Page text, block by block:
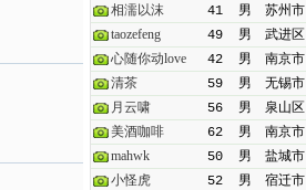
相濡以沫
41 男
苏州市
taozefeng
49 男
武进区
心随你动love
42 男
南京市
清茶
59 男
无锡市
月云啸
56 男
泉山区
美酒咖啡
62 男
南京市
mahwk
50 男
盐城市
小怪虎
52 男
宿迁市